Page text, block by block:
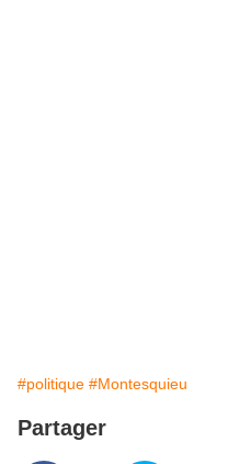
#politique #Montesquieu
Partager